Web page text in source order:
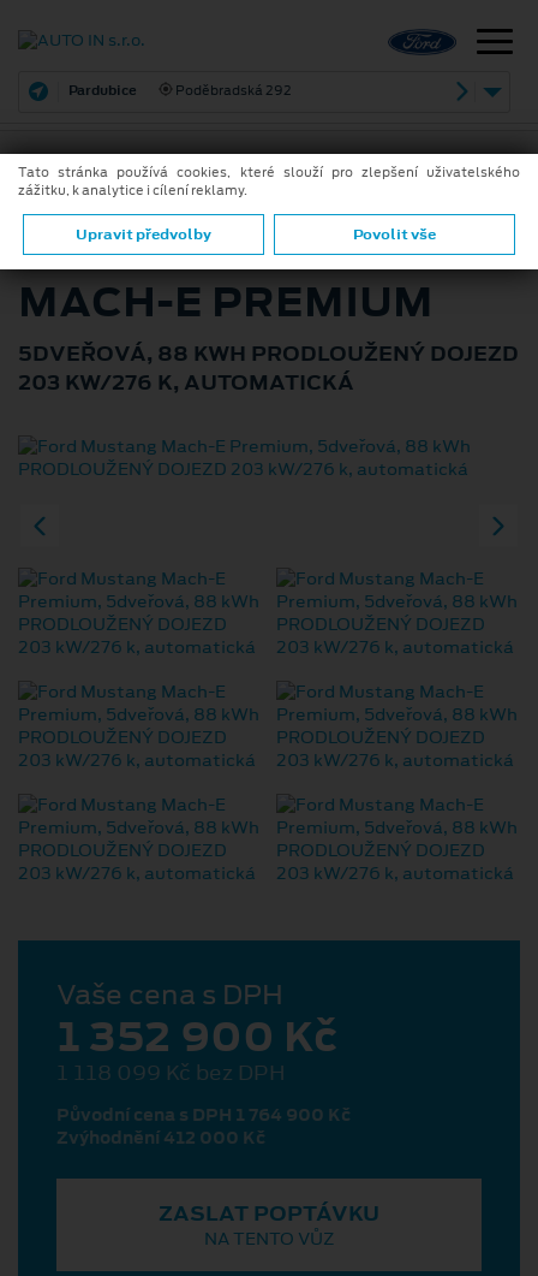
Pardubice Poděbradská 292
FORD MUSTANG
MACH‑E PREMIUM
5DVEŘOVÁ, 88 KWH PRODLOUŽENÝ DOJEZD
203 KW/276 K, AUTOMATICKÁ
Vaše cena s DPH
1 352 900 Kč
1 118 099 Kč bez DPH
Původní cena s DPH 1 764 900 Kč
Zvýhodnění 412 000 Kč
ZASLAT POPTÁVKU
NA TENTO VŮZ
Tato stránka používá cookies, které slouží pro zlepšení uživatelského
zážitku, k analytice i cílení reklamy.
Upravit předvolby Povolit vše